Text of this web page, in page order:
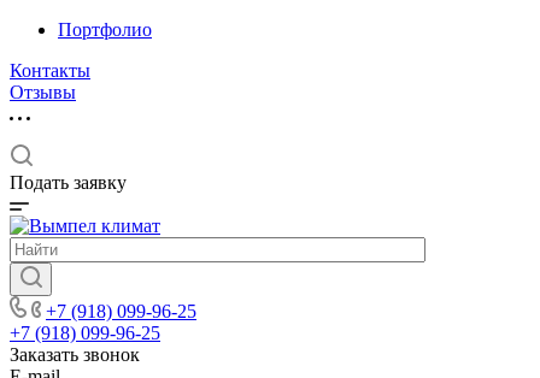
Портфолио
Контакты
Отзывы
Подать заявку
+7 (918) 099-96-25
+7 (918) 099-96-25
Заказать звонок